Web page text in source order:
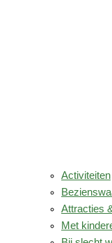
Activiteiten
Attracties
Met